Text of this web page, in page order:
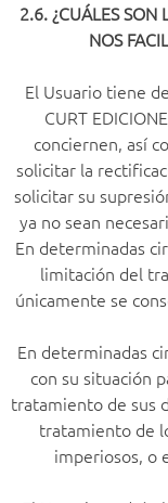
2.6. ¿CUÁLES SON
NOS
El Usuario tiene
CURT
conciernen, así
solicitar la
solicitar su
ya no sean
En determinadas
limitación del
únicamente se
En determinadas
con su situación
tratamiento de sus
tratamiento de
imperiosos, o